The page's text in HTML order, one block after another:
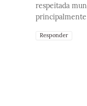
respeitada
Responder